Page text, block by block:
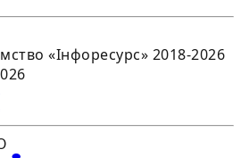
«Інфоресурс» 2018-2026